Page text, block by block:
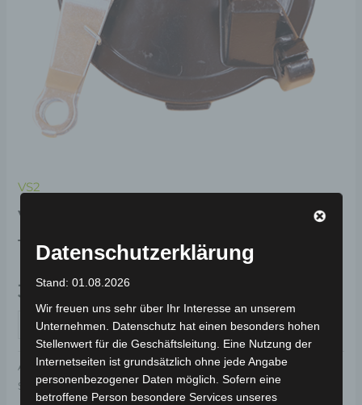
VS2
VS2 HINTERE
TROMMELBREMSE-SET
39,00€ *
IN DEN WARENKORB
Artikelnummer: 3M301-4000A-00 Kategorie:VS2
Schlagwörter:Verschleißteile, Bremsanlage
Datenschutzerklärung
Stand: 01.08.2026
Wir freuen uns sehr über Ihr Interesse an unserem
Unternehmen. Datenschutz hat einen besonders hohen
Stellenwert für die Geschäftsleitung. Eine Nutzung der
Internetseiten ist grundsätzlich ohne jede Angabe
personenbezogener Daten möglich. Sofern eine
betroffene Person besondere Services unseres